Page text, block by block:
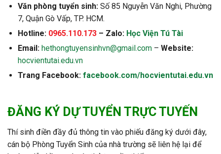
Văn phòng tuyển sinh:Số 85 Nguyễn Văn Nghi, Phường
7, Quận Gò Vấp, TP. HCM.
Hotline: 0965.110.173– Zalo: Học Viện Tú Tài
Email: hethongtuyensinhvn@gmail.com– Website:
hocvientutai.edu.vn
Trang Facebook: facebook.com/hocvientutai.edu.vn
ĐĂNG KÝ DỰ TUYỂN TRỰC TUYẾN
Thí sinh điền đầy đủ thông tin vào phiếu đăng ký dưới đây,
cán bộ Phòng Tuyển Sinh của nhà trường sẽ liên hệ lại để